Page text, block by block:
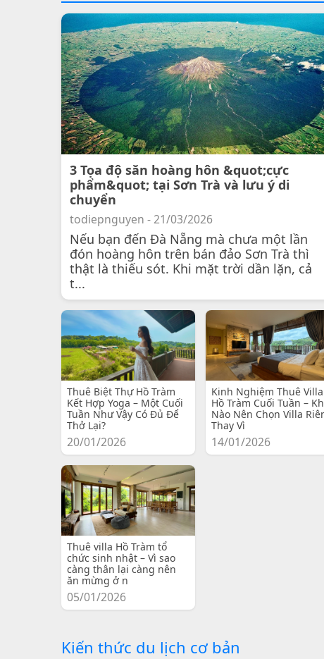
3 Tọa độ săn hoàng hôn &quot;cực
phẩm&quot; tại Sơn Trà và lưu ý di
chuyển
todiepnguyen - 21/03/2026
Nếu bạn đến Đà Nẵng mà chưa một lần
đón hoàng hôn trên bán đảo Sơn Trà thì
thật là thiếu sót. Khi mặt trời dần lặn, cả
t...
Thuê Biệt Thự Hồ Tràm
Kết Hợp Yoga – Một Cuối
Tuần Như Vậy Có Đủ Để
Thở Lại?
20/01/2026
Kinh Nghiệm Thuê Villa
Hồ Tràm Cuối Tuần –
Nào Nên Chọn Villa
Thay Vì
14/01/2026
Thuê villa Hồ Tràm tổ
chức sinh nhật – Vì sao
càng thân lại càng nên
ăn mừng ở n
05/01/2026
Kiến thức du lịch cơ bản